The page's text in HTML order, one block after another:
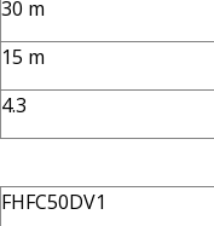
30 m
15 m
4.3
FHFC50DV1